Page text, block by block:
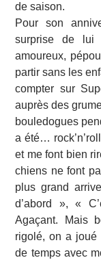
de saison.
Pour son
surprise de lui
amoureux,
partir sans les
compter sur
auprès des
bouledogues
a été…
et me font bien
chiens ne font
plus grand
d’abord », «
Agaçant. Mais
rigolé, on a joué
de temps avec